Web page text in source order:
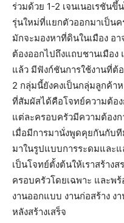
ร่วมด้วย 1-2 เจนเนอเรชัน
รุ่นใหม่ที่แยกตัวออกมาเป็น
มักจะมองหาที่ดินในเมือง อ
ต้องออกไปถึงแถบชานเมือ
แล้ว มีฟังก์ชันการใช้งานที่ต้
2 กลุ่มนี้ยังคงเป็นกลุ่มลูกค้า
ที่สัมผัสได้คือโจทย์ความต้อ
แต่ละครอบครัวมีความต้องก
เมื่อมีการมานั่งพูดคุยกันกับที
มาในรูปแบบการระดมและ
เป็นโจทย์ตั้งต้นให้เราสร้าง
ครอบครัวโดยเฉพาะ และพ
งานออกแบบ งานก่อสร้าง ง
หลังสร้างเสร็จ